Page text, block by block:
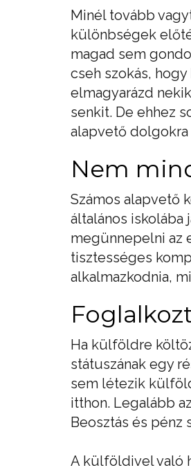
Minél tovább
különbségek
magad sem
cseh szokás,
elmagyarázd
senkit. De ehhez
alapvető dolgokra
Nem
Számos alapvető
általános iskolába
megünnepelni az
tisztességes
alkalmazkodnia,
Ha külföldre
státuszának egy
sem létezik
itthon. Legalább
Beosztás és pénz
A külföldivel való